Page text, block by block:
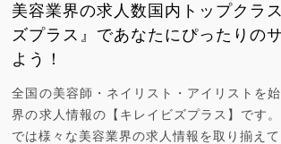
美容業界の求人数国内トップクラ
ズプラス』であなたにぴったりの
よう！
全国の美容師・ネイリスト・アイリストを
界の求人情報の【キレイビズプラス】です
では様々な美容業界の求人情報を取り揃えて